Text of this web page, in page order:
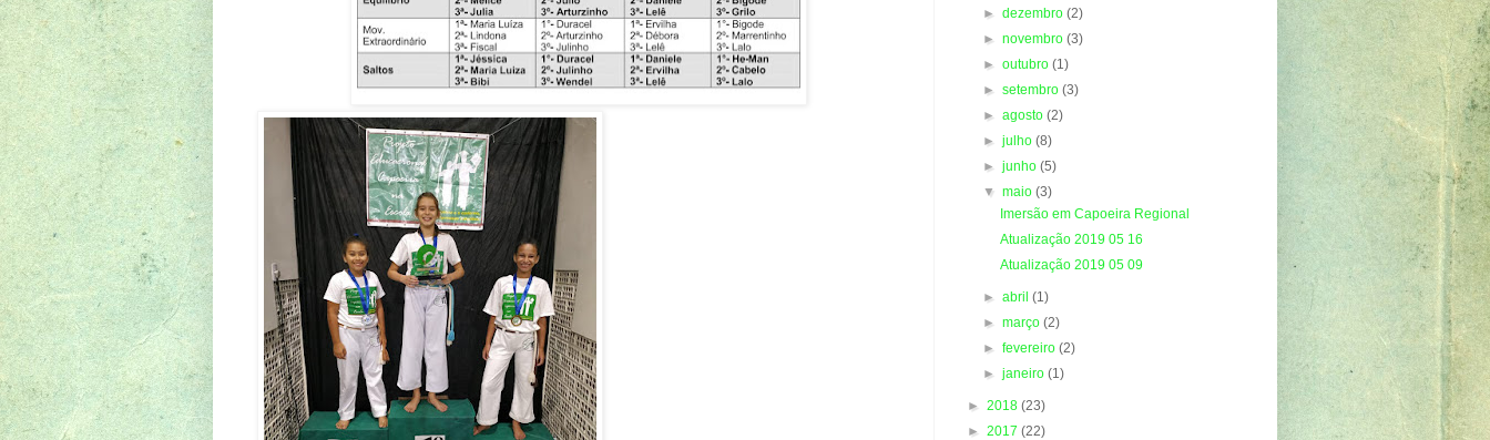
►dezembro(2)
►novembro(3)
►outubro(1)
►setembro(3)
►agosto(2)
►julho(8)
►junho(5)
▼maio(3)
Imersão em Capoeira Regional
Atualização 2019 05 16
Atualização 2019 05 09
►abril(1)
►março(2)
►fevereiro(2)
►janeiro(1)
► 2018 (23)
► 2017 (22)